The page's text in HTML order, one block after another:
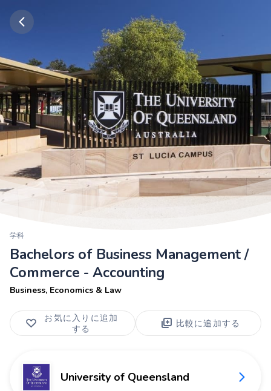
学科
Bachelors of Business Management /
Commerce - Accounting
Business, Economics & Law
お気に入りに追加
する
比較に追加する
University of Queensland